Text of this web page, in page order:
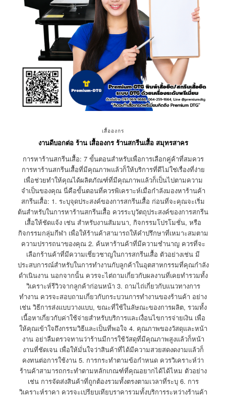
เสื้อองกร
งานดีบอกต่อ ร้าน เสื้อองกร ร้านสกรีนเสื้อ สมุทรสาคร
การหาร้านสกรีนเสื้อ: 7 ขั้นตอนสำหรับเพื่อการเลือกคู่ค้าที่สมควร
การหาร้านสกรีนเสื้อที่มีคุณภาพแล้วก็ให้บริการที่ดีไม่ใช่เรื่องที่ง่าย
เพื่อช่วยทำให้คุณได้ผลิตภัณฑ์ที่มีคุณภาพแล้วก็เป็นไปตามความ
จำเป็นของคุณ นี่คือขั้นตอนที่ควรพิเคราะห์เมื่อกำลังมองหาร้านค้า
สกรีนเสื้อ: 1. ระบุจุดประสงค์ของการสกรีนเสื้อ ก่อนที่จะคุณจะเริ่ม
ต้นสำหรับในการหาร้านสกรีนเสื้อ ควรระบุวัตถุประสงค์ของการสกรีน
เสื้อให้ชัดแจ้ง เช่น สำหรับงานสัมมนา, กิจกรรมโปรโมชั่น, หรือ
กิจกรรมกลุ่มกีฬา เพื่อให้ร้านค้าสามารถให้คำปรึกษาที่เหมาะสมตาม
ความปรารถนาของคุณ 2. ค้นหาร้านค้าที่มีความชำนาญ ควรที่จะ
เลือกร้านค้าที่มีความเชี่ยวชาญในการสกรีนเสื้อ ตัวอย่างเช่น มี
ประสบการณ์สำหรับในการทำงานกับลูกค้าในอุตสาหกรรมที่คุณกำลัง
ดำเนินงาน นอกจากนั้น ควรจะไต่ถามเกี่ยวกับผลงานที่เคยทำรวมทั้ง
วิเคราะห์รีวิวจากลูกค้าก่อนหน้า 3. ถามไถ่เกี่ยวกับแนวทางการ
ทำงาน ควรจะสอบถามเกี่ยวกับกระบวนการทำงานของร้านค้า อย่าง
เช่น วิธีการส่งแบบวางแบบ, ขณะที่ใช้ในลัษณะของการผลิต, รวมทั้ง
เนื้อหาเกี่ยวกับค่าใช้จ่ายสำหรับบริการและเงื่อนไขการจ่ายเงิน เพื่อ
ให้คุณเข้าใจถึงกรรมวิธีและเป็นที่พอใจ 4. คุณภาพของวัสดุและหน้า
งาน อย่าลืมตรวจทานว่าร้านมีการใช้วัสดุที่มีคุณภาพสูงแล้วก็หน้า
งานที่ชัดเจน เพื่อให้มั่นใจว่าสินค้าที่ได้มีความสวยสดงดงามแล้วก็
คงทนต่อการใช้งาน 5. การกระทำตามข้อกำหนด ควรวิเคราะห์ว่า
ร้านค้าสามารถกระทำตามหลักเกณฑ์ที่คุณอยากได้ได้ไหม ตัวอย่าง
เช่น การจัดส่งสินค้าที่ถูกต้องรวมทั้งตรงตามเวลาที่ระบุ 6. การ
วิเคราะห์ราคา ควรจะเปรียบเทียบราคารวมทั้งบริการระหว่างร้านค้า